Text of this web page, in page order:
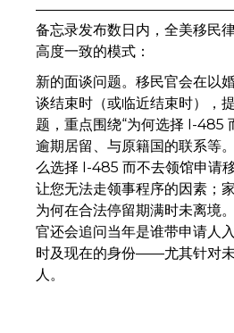
备忘录发布数日内，全美移民
高度一致的模式：
新的面谈问题。移民官会在以
谈结束时（或临近结束时），
题，重点围绕“为何选择 I-485
逾期居留、与原籍国的联系等
么选择 I-485 而不去领馆申请
让您无法走领事程序的因素；
为何在合法停留期满时未离境
官还会追问当年是谁带申请人
时及现在的身份——尤其针对
人。